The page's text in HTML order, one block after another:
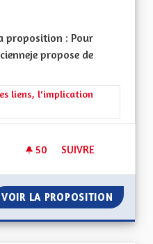
proposition : Pour
propose de
: Les solidarités, les soins
liens, l'implication
50 50 ABONNÉS
SUIVRE
VOIR LA PROPOSITION